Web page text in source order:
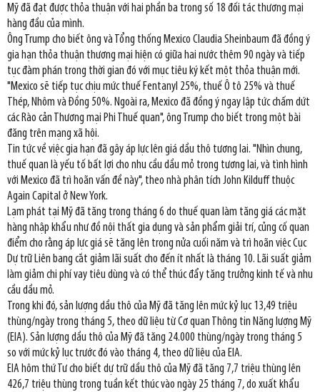
Mỹ đã đạt được thỏa thuận với hai phần ba trong số 18 đối tác thương mại
hàng đầu của mình.
Ông Trump cho biết ông và Tổng thống Mexico Claudia Sheinbaum đã đồng ý
gia hạn thỏa thuận thương mại hiện có giữa hai nước thêm 90 ngày và tiếp
tục đàm phán trong thời gian đó với mục tiêu ký kết một thỏa thuận mới.
"Mexico sẽ tiếp tục chịu mức thuế Fentanyl 25%, thuế Ô tô 25% và thuế
Thép, Nhôm và Đồng 50%. Ngoài ra, Mexico đã đồng ý ngay lập tức chấm dứt
các Rào cản Thương mại Phi Thuế quan", ông Trump cho biết trong một bài
đăng trên mạng xã hội.
Tin tức về việc gia hạn đã gây áp lực lên giá dầu thô tương lai. "Nhìn chung,
thuế quan là yếu tố bất lợi cho nhu cầu dầu mỏ trong tương lai, và tình hình
với Mexico đã trì hoãn vấn đề này", theo nhà phân tích John Kilduff thuộc
Again Capital ở New York.
Lạm phát tại Mỹ đã tăng trong tháng 6 do thuế quan làm tăng giá các mặt
hàng nhập khẩu như đồ nội thất gia dụng và sản phẩm giải trí, củng cố quan
điểm cho rằng áp lực giá sẽ tăng lên trong nửa cuối năm và trì hoãn việc Cục
Dự trữ Liên bang cắt giảm lãi suất cho đến ít nhất là tháng 10. Lãi suất giảm
làm giảm chi phí vay tiêu dùng và có thể thúc đẩy tăng trưởng kinh tế và nhu
cầu dầu mỏ.
Trong khi đó, sản lượng dầu thô của Mỹ đã tăng lên mức kỷ lục 13,49 triệu
thùng/ngày trong tháng 5, theo dữ liệu từ Cơ quan Thông tin Năng lượng Mỹ
(EIA). Sản lượng dầu thô của Mỹ đã tăng 24.000 thùng/ngày trong tháng 5
so với mức kỷ lục trước đó vào tháng 4, theo dữ liệu của EIA.
EIA hôm thứ Tư cho biết dự trữ dầu thô của Mỹ đã tăng 7,7 triệu thùng lên
426,7 triệu thùng trong tuần kết thúc vào ngày 25 tháng 7, do xuất khẩu